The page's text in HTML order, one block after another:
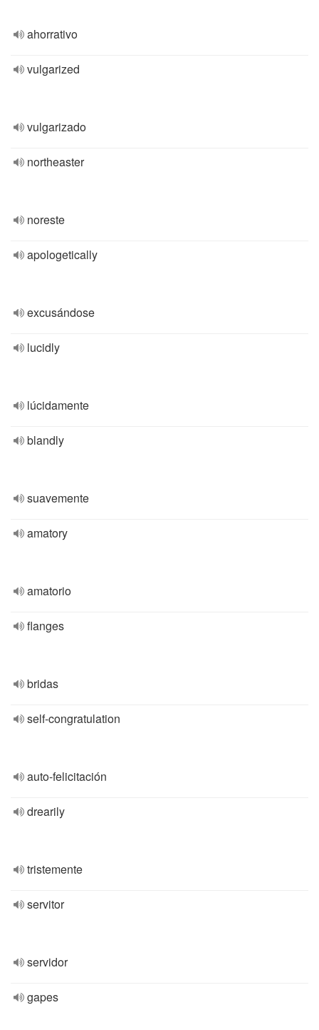
ahorrativo
vulgarized
vulgarizado
northeaster
noreste
apologetically
excusándose
lucidly
lúcidamente
blandly
suavemente
amatory
amatorio
flanges
bridas
self-congratulation
auto-felicitación
drearily
tristemente
servitor
servidor
gapes